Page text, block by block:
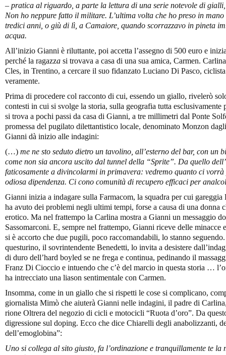
– pratica al riguardo, a parte la lettura di una serie notevole di
Non ho neppure fatto il militare. L’ultima volta che ho preso in mano
tredici anni, o giù di lì, a Camaiore, quando scorrazzavo in pineta
acqua.
All’inizio Gianni è riluttante, poi accetta l’assegno di 500 euro e
perché la ragazza si trovava a casa di una sua amica, Carmen.
Cles, in Trentino, a cercare il suo fidanzato Luciano Di Pasco,
veramente.
Prima di procedere col racconto di cui, essendo un giallo, rivelerò
contesti in cui si svolge la storia, sulla geografia tutta
si trova a pochi passi da casa di Gianni, a tre millimetri dal Ponte
promessa del pugilato dilettantistico locale, denominato Monzon
Gianni dà inizio alle indagini:
(…) me ne sto seduto dietro un tavolino, all’esterno del bar, con un
come non sia ancora uscito dal tunnel della “Sprite”. Da quello
faticosamente a divincolarmi in primavera: vedremo quanto ci vorrà
odiosa dipendenza. Ci cono comunità di recupero efficaci per
Gianni inizia a indagare sulla Farmacom, la squadra per cui gareggia
ha avuto dei problemi negli ultimi tempi, forse a causa di una donna
erotico. Ma nel frattempo la Carlina mostra a Gianni un messaggio
Sassomarconi. E, sempre nel frattempo, Gianni riceve delle minacce
si è accorto che due pugili, poco raccomandabili, lo stanno
questurino, il sovrintendente Benedetti, lo invita a desistere
di duro dell’hard boyled se ne frega e continua, pedinando il
Franz Di Cioccio e intuendo che c’è del marcio in questa storia …
ha intrecciato una liason sentimentale con Carmen.
Insomma, come in un giallo che si rispetti le cose si complicano,
giornalista Mimò che aiuterà Gianni nelle indagini, il padre di
rione Oltrera del negozio di cicli e motocicli “Ruota d’oro”. Da
digressione sul doping. Ecco che dice Chiarelli degli anabolizzanti,
dell’emoglobina”:
Uno si collega al sito giusto, fa l’ordinazione e tranquillamente te